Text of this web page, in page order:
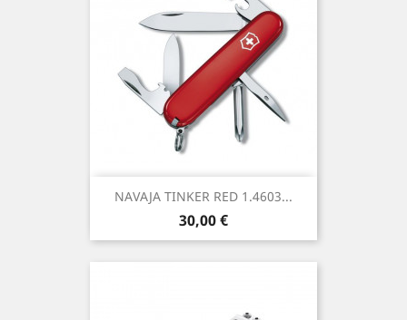
NAVAJA TINKER RED 1.4603...
Precio
30,00 €